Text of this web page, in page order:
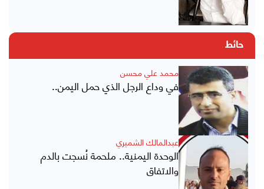
حائط
محمد علي محسن
في وداع الرجل الذي حمل اليمن..
عبدالمالك الشميري
الوحدة اليمنية.. ملحمة نُسجت بالدم
والاتفاق